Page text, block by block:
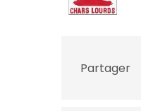
Partager